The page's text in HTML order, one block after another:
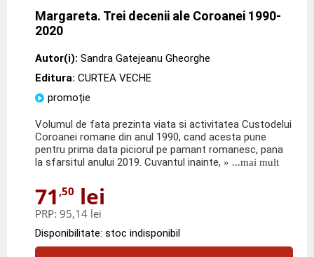
Margareta. Trei decenii ale Coroanei 1990-
2020
Autor(i): Sandra Gatejeanu Gheorghe
Editura: CURTEA VECHE
promoție
Volumul de fata prezinta viata si activitatea Custodelui
Coroanei romane din anul 1990, cand acesta pune
pentru prima data piciorul pe pamant romanesc, pana
la sfarsitul anului 2019. Cuvantul inainte, » ...mai mult
71 ,50 lei
PRP: 95,14 lei
Disponibilitate: stoc indisponibil